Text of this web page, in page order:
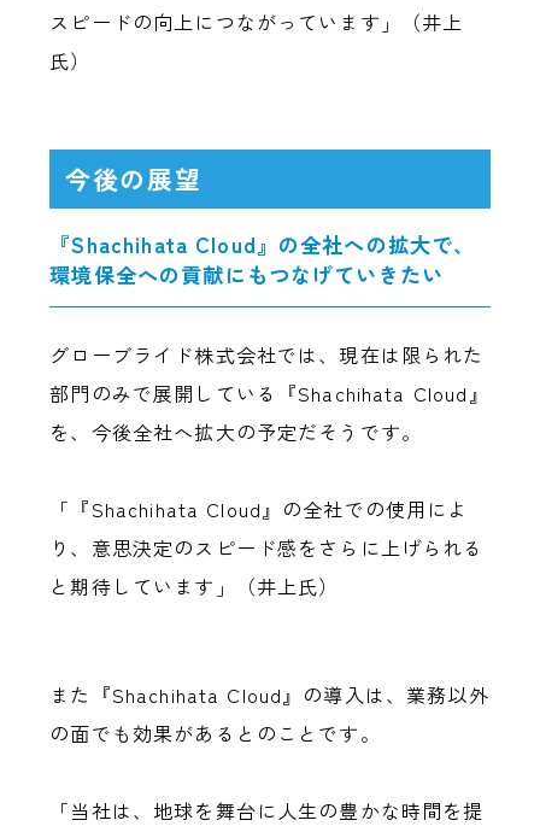
スピードの向上につながっています」（井上
氏）
今後の展望
『Shachihata Cloud』の全社への拡大で、
環境保全への貢献にもつなげていきたい
グローブライド株式会社では、現在は限られた
部門のみで展開している『Shachihata Cloud』
を、今後全社へ拡大の予定だそうです。
「『Shachihata Cloud』の全社での使用によ
り、意思決定のスピード感をさらに上げられる
と期待しています」（井上氏）
また『Shachihata Cloud』の導入は、業務以外
の面でも効果があるとのことです。
「当社は、地球を舞台に人生の豊かな時間を提